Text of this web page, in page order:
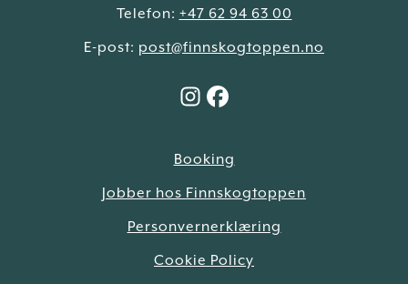
Telefon: +47 62 94 63 00
E-post: post@finnskogtoppen.no
Booking
Jobber hos Finnskogtoppen
Personvernerklæring
Cookie Policy